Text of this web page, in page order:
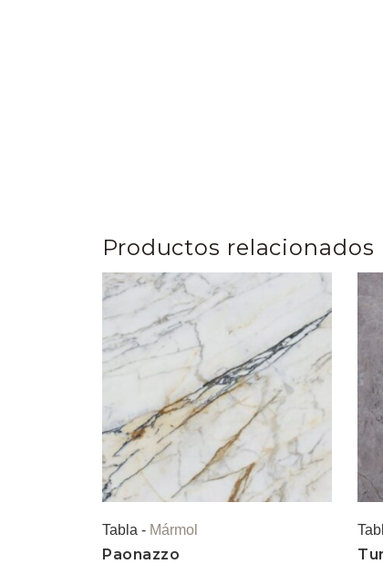
Productos relacionados
Tabla - Mármol
Paonazzo